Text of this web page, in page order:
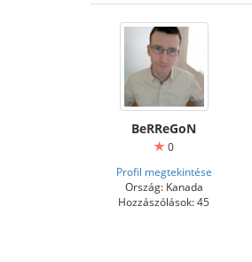
BeRReGoN
0
Profil megtekintése
Ország: Kanada
Hozzászólások: 45